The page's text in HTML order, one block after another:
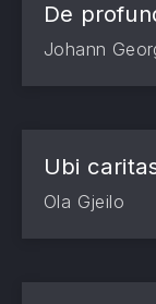
De
Johann
Ubi
Ola Gjeilo
PREVIOUS